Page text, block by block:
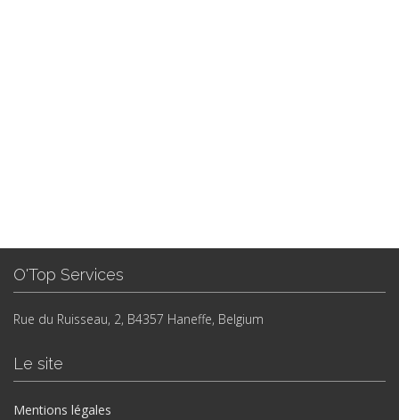
O'Top Services
Rue du Ruisseau, 2, B4357 Haneffe, Belgium
Le site
Mentions légales